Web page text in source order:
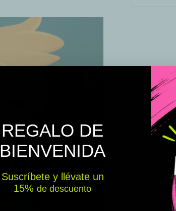
REGALO DE
BIENVENIDA
Suscríbete y llévate un
15% ​​ de descuento